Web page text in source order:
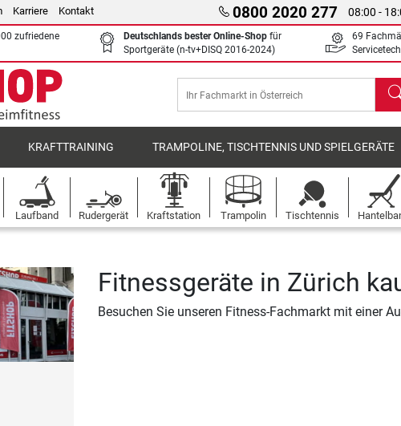
Karriere Kontakt 0800 2020 277 08:00 -
zufriedene
Deutschlands bester Online-Shop für
Sportgeräte (n-tv+DISQ 2016-2024)
69
KRAFTTRAINING TRAMPOLINE, TISCHTENNIS UND SPIELGERÄTE
Laufband Rudergerät Kraftstation Trampolin Tischtennis
Fitnessgeräte in Zürich
Besuchen Sie unseren Fitness-Fachmarkt mit einer